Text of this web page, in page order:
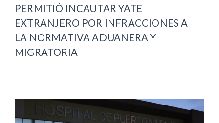
PERMITIÓ INCAUTAR YATE
EXTRANJERO POR INFRACCIONES A
LA NORMATIVA ADUANERA Y
MIGRATORIA